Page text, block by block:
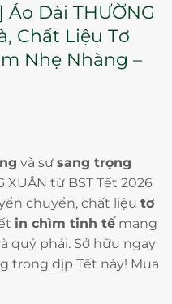
Áo Dài THƯỜNG
Chất Liệu Tơ
Nhẹ Nhàng –
và sự sang trọng
XUÂN từ BST Tết 2026
chuyển, chất liệu tơ
in chìm tinh tế mang
quý phái. Sở hữu ngay
trong dịp Tết này! Mua